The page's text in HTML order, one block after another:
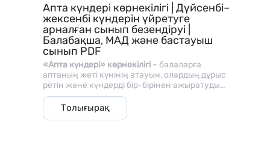
Апта күндері көрнекілігі | Дүйсенбі–
жексенбі күндерін үйретуге
арналған сынып безендіруі |
Балабақша, МАД және бастауыш
сынып PDF
«Апта күндері» көрнекілігі – балаларға
аптаның жеті күнінің атауын, олардың дұрыс
ретін және күндерді бір-бірінен ажыратуды
үйретуге арналған түрлі-түсті дидактикалық
материал. Жинақта
сәрсенбі, бейсенбі, жұма, сенбі және
Апта күндері.pdf
Толығырақ